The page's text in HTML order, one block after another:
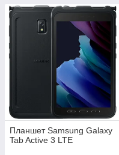
Планшет Samsung Galaxy
Tab Active 3 LTE